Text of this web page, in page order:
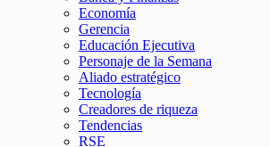
Economía
Gerencia
Educación Ejecutiva
Personaje de la Semana
Aliado estratégico
Tecnología
Creadores de riqueza
Tendencias
RSE